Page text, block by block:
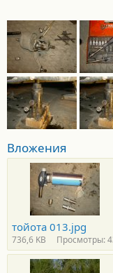
Вложения
тойота 013.jpg
736,6 KB Просмотры: